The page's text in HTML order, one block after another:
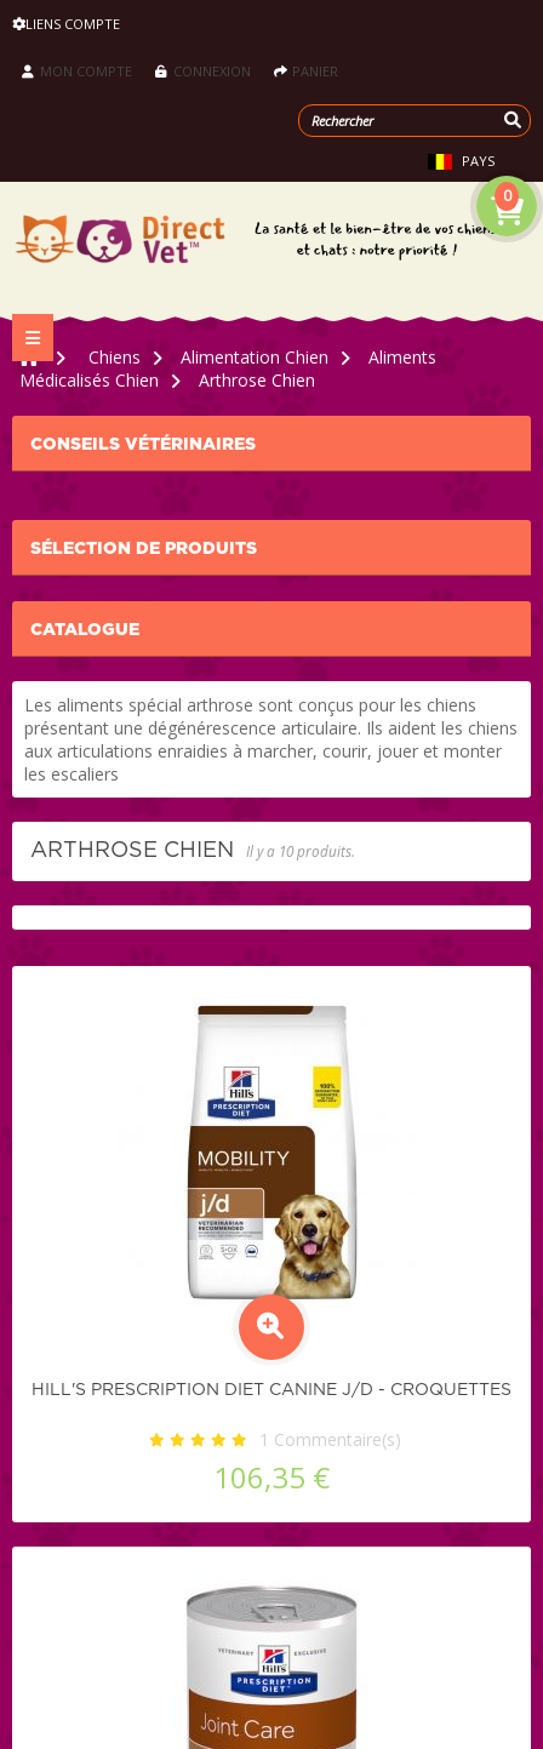
LIENS COMPTE
MON COMPTE CONNEXION PANIER
PAYS
0
Navigation bascule
>
Chiens > Alimentation Chien >
Aliments
Médicalisés Chien
> Arthrose Chien
CONSEILS VÉTÉRINAIRES
SÉLECTION DE PRODUITS
CATALOGUE
Les aliments spécial arthrose sont conçus pour les chiens
présentant une dégénérescence articulaire. Ils aident les chiens
aux articulations enraidies à marcher, courir, jouer et monter
les escaliers
ARTHROSE CHIEN Il y a 10 produits.
HILL'S PRESCRIPTION DIET CANINE J/D - CROQUETTES
1 Commentaire(s)
106,35 €